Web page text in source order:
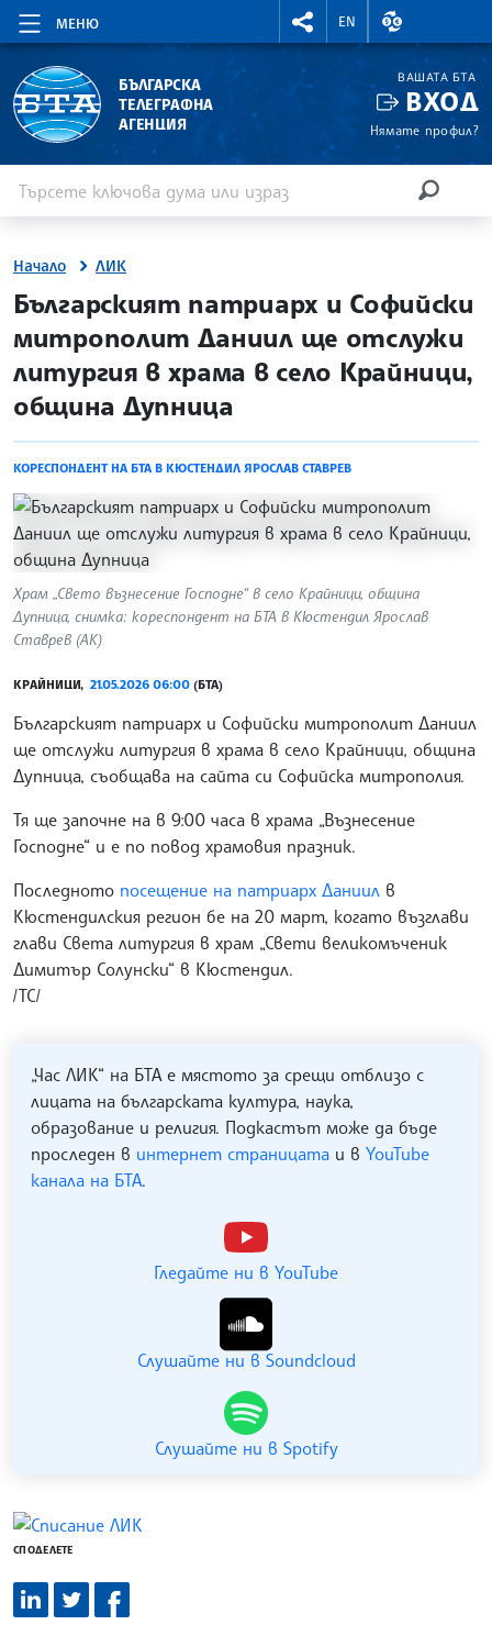
МЕНЮ
RIGHTMENU.SOCIAL
EN
ВАЛУТНИ
БЪЛГАРСКА
ТЕЛЕГРАФНА
АГЕНЦИЯ
ВАШАТА БТА
ВХОД
Нямате профил?
Начало ЛИК
site.bta
Българският патриарх и Софийски
митрополит Даниил ще отслужи
литургия в храма в село Крайници,
община Дупница
КОРЕСПОНДЕНТ НА БТА В КЮСТЕНДИЛ ЯРОСЛАВ СТАВРЕВ
Храм „Свето възнесение Господне“ в село Крайници, община
Дупница, снимка: кореспондент на БТА в Кюстендил Ярослав
Ставрев (АК)
КРАЙНИЦИ, 21.05.2026 06:00 (БТА)
Българският патриарх и Софийски митрополит Даниил
ще отслужи литургия в храма в село Крайници, община
Дупница, съобщава на сайта си Софийска митрополия.
Тя ще започне на в 9:00 часа в храма „Възнесение
Господне“ и е по повод храмовия празник.
Последното посещение на патриарх Даниил в
Кюстендилския регион бе на 20 март, когато възглави
глави Света литургия в храм „Свети великомъченик
Димитър Солунски“ в Кюстендил.
/ТС/
„Час ЛИК“ на БТА е мястото за срещи отблизо с
лицата на българската култура, наука,
образование и религия. Подкастът може да бъде
проследен в интернет страницата и в YouTube
канала на БТА.
Гледайте ни в YouTube
Слушайте ни в Soundcloud
Слушайте ни в Spotify
СПОДЕЛЕТЕ